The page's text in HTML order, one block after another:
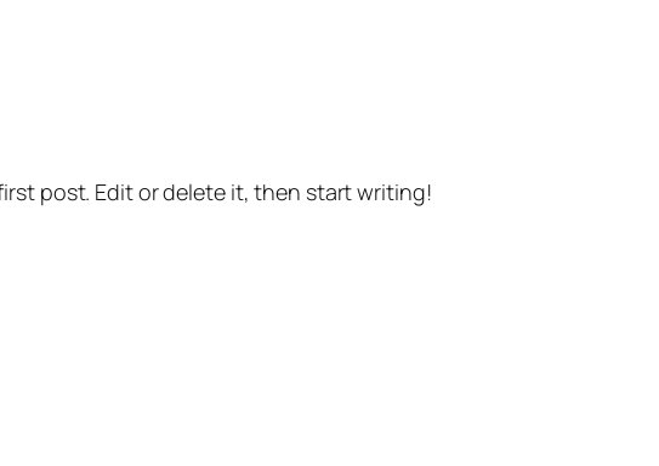
post. Edit or delete it, then start writing!